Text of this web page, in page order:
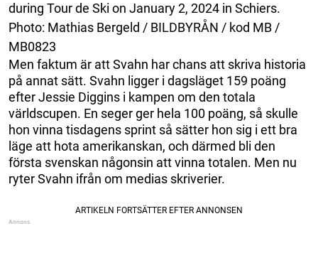
during Tour de Ski on January 2, 2024 in Schiers.
Photo: Mathias Bergeld / BILDBYRÅN / kod MB /
MB0823
Men faktum är att Svahn har chans att skriva historia
på annat sätt. Svahn ligger i dagsläget 159 poäng
efter Jessie Diggins i kampen om den totala
världscupen. En seger ger hela 100 poäng, så skulle
hon vinna tisdagens sprint så sätter hon sig i ett bra
läge att hota amerikanskan, och därmed bli den
första svenskan någonsin att vinna totalen. Men nu
ryter Svahn ifrån om medias skriverier.